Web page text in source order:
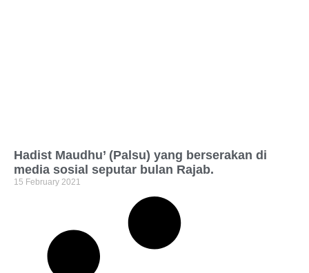
Hadist Maudhu’ (Palsu) yang berserakan di
media sosial seputar bulan Rajab.
15 February 2021